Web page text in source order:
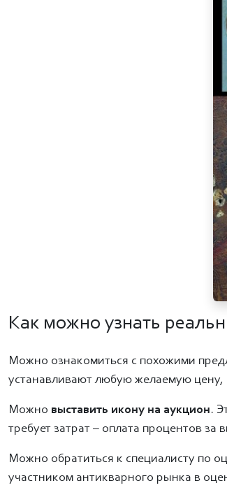
Как можно узнать
Можно ознакомиться с похожими
устанавливают любую желаемую
Можно выставить икону на аукцион.
требует затрат – оплата процентов
Можно обратиться к специалисту по
участником антикварного рынка в